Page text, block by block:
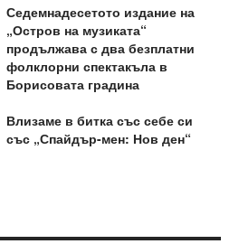
Седемнадесетото издание на
„Остров на музиката“
продължава с два безплатни
фолклорни спектакъла в
Борисовата градина
Влизаме в битка със себе си
със „Спайдър-мен: Нов ден“